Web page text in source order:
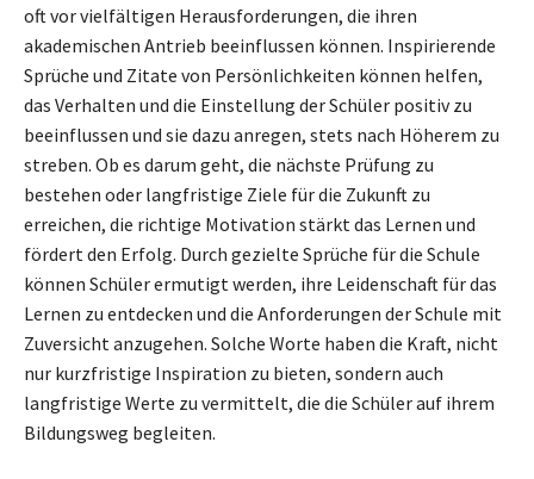
oft vor vielfältigen Herausforderungen, die ihren
akademischen Antrieb beeinflussen können. Inspirierende
Sprüche und Zitate von Persönlichkeiten können helfen,
das Verhalten und die Einstellung der Schüler positiv zu
beeinflussen und sie dazu anregen, stets nach Höherem zu
streben. Ob es darum geht, die nächste Prüfung zu
bestehen oder langfristige Ziele für die Zukunft zu
erreichen, die richtige Motivation stärkt das Lernen und
fördert den Erfolg. Durch gezielte Sprüche für die Schule
können Schüler ermutigt werden, ihre Leidenschaft für das
Lernen zu entdecken und die Anforderungen der Schule mit
Zuversicht anzugehen. Solche Worte haben die Kraft, nicht
nur kurzfristige Inspiration zu bieten, sondern auch
langfristige Werte zu vermittelt, die die Schüler auf ihrem
Bildungsweg begleiten.